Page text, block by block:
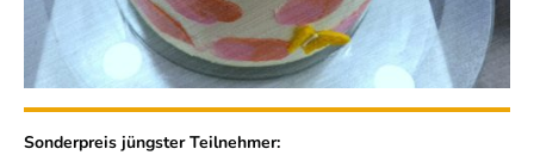
Sonderpreis jüngster Teilnehmer: